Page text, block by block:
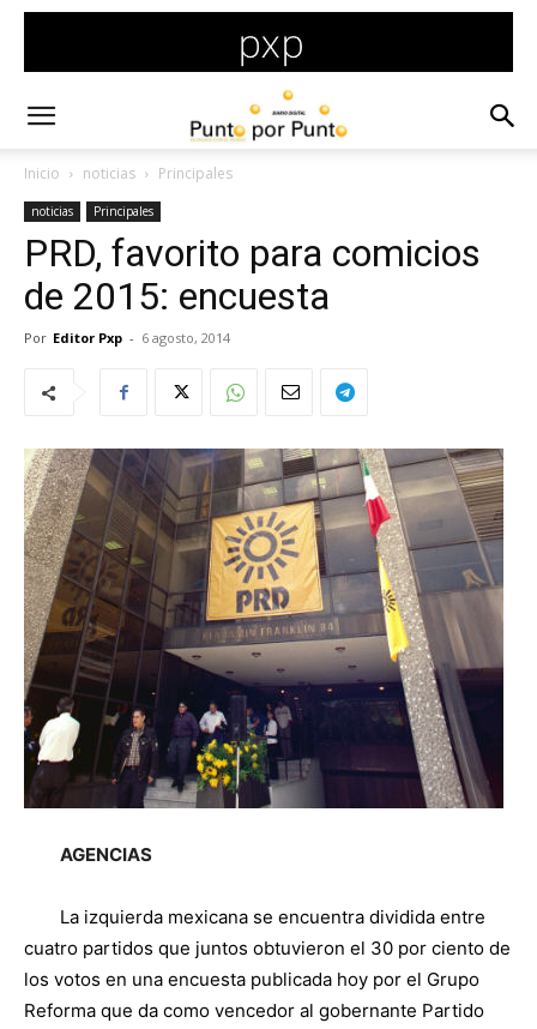
Inicio noticias Principales
noticias Principales
PRD, favorito para comicios
de 2015: encuesta
Por Editor Pxp - 6 agosto, 2014
AGENCIAS
La izquierda mexicana se encuentra dividida entre
cuatro partidos que juntos obtuvieron el 30 por ciento de
los votos en una encuesta publicada hoy por el Grupo
Reforma que da como vencedor al gobernante Partido